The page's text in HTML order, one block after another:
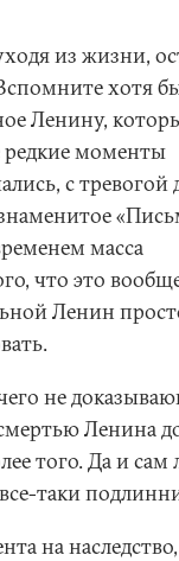
из жизни,
хотя
Ленину,
редкие моменты
с тревогой
масса
что это
Ленин
не
Ленина
того. Да и сам
таки
на